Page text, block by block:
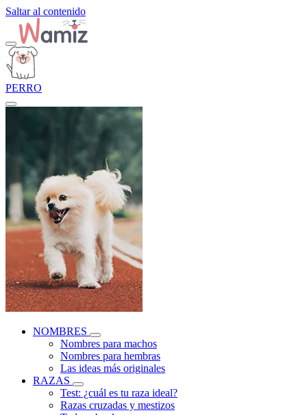
Saltar al contenido
PERRO
NOMBRES
Nombres para machos
Nombres para hembras
Las ideas más originales
RAZAS
Test: ¿cuál es tu raza ideal?
Razas cruzadas y mestizos